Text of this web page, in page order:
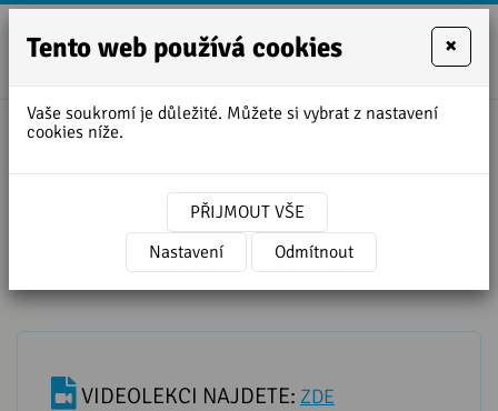
950
TAKES IT ALL - ABBA
VIDEOLEKCI NAJDETE: ZDE
Tento web používá cookies ×
Vaše soukromí je důležité. Můžete si vybrat z nastavení
cookies níže.
PŘIJMOUT VŠE
Nastavení
Odmítnout